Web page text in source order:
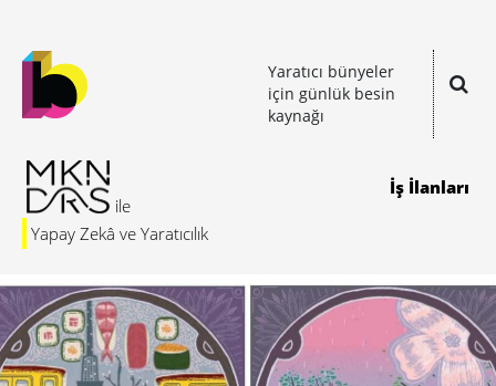
Yaratıcı bünyeler
için günlük besin
kaynağı
Yapay Zekâ ve Yaratıcılık
İş İlanları